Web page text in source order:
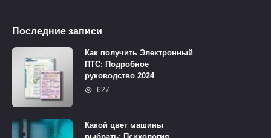
Последние записи
Как получить Электронный
ПТС: Подробное
руководство 2024
627
Какой цвет машины